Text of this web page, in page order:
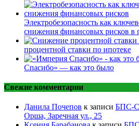
Электробезопасность как
снижения финансовых рисков в
процентной ставки по ипотеке
Спасибо» — как это было
Свежие комментарии
Данила Почепов к записи БПС-
Орша, Заречная ул., 25